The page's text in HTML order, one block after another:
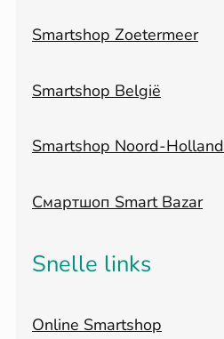
Smartshop Zoetermeer
Smartshop België
Smartshop Noord-Holland
Смартшоп Smart Bazar
Snelle links
Online Smartshop